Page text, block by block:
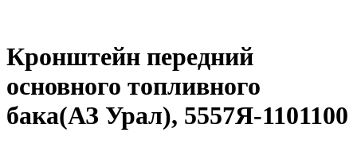
Кронштейн передний
основного топливного
бака(АЗ Урал), 5557Я-1101100